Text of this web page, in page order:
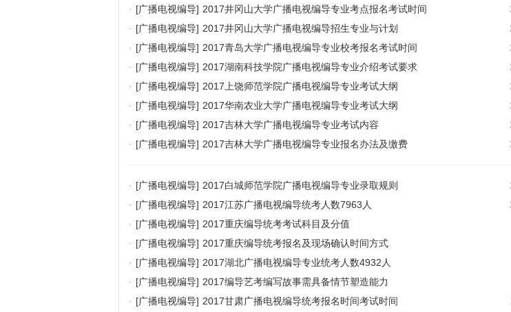
· [广播电视编导] 2017井冈山大学广播电视编导专业考点报名考试时间
· [广播电视编导] 2017井冈山大学广播电视编导招生专业与计划
· [广播电视编导] 2017青岛大学广播电视编导专业校考报名考试时间
· [广播电视编导] 2017湖南科技学院广播电视编导专业介绍考试要求
· [广播电视编导] 2017上饶师范学院广播电视编导专业考试大纲
· [广播电视编导] 2017华南农业大学广播电视编导专业考试大纲
· [广播电视编导] 2017吉林大学广播电视编导专业考试内容
· [广播电视编导] 2017吉林大学广播电视编导专业报名办法及缴费
· [广播电视编导] 2017白城师范学院广播电视编导专业录取规则
· [广播电视编导] 2017江苏广播电视编导统考人数7963人
· [广播电视编导] 2017重庆编导统考考试科目及分值
· [广播电视编导] 2017重庆编导统考报名及现场确认时间方式
· [广播电视编导] 2017湖北广播电视编导专业统考人数4932人
· [广播电视编导] 2017编导艺考编写故事需具备情节塑造能力
· [广播电视编导] 2017甘肃广播电视编导统考报名时间考试时间